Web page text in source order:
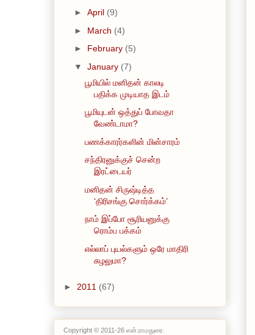
► April (9)
► March (4)
► February (5)
▼ January (7)
பூமியில் மனிதன் காலடி
பதிக்க முடியாத இடம்
பூமியுடன் ஒத்துப் போவதா
வேண்டாமா?
பணக்காரர்களின் மின்சாரம்
சந்திரனுக்குச் சென்ற
இரட்டையர்
மனிதன் சிருஷ்டித்த
‘திரிசங்கு சொர்க்கம்’
நாம் இப்போ சூரியனுக்கு
ரொம்ப பக்கம்
எல்லாப் புயல்களும் ஒரே மாதிரி
சுழலுமா?
► 2011 (67)
Copyright © 2011-26 என்.ராமதுரை.